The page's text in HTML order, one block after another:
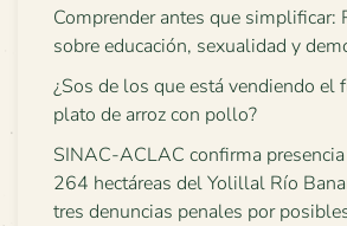
Comprender antes que simplificar:
sobre educación, sexualidad y
¿Sos de los que está vendiendo el
plato de arroz con pollo?
SINAC-ACLAC confirma
264 hectáreas del Yolillal Río
tres denuncias penales por